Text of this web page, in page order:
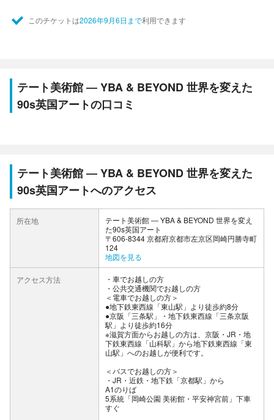
このチケットは2026年9月6日まで利用できます
テート美術館 ― YBA & BEYOND 世界を変えた
90s英国アートの口コミ
テート美術館 ― YBA & BEYOND 世界を変えた
90s英国アートへのアクセス
所在地
テート美術館 ― YBA & BEYOND 世界を変え
た90s英国アート
〒606-8344 京都府京都市左京区岡崎円勝寺町
124
地図を見る
アクセス方法
車でお越しの方
公共交通機関でお越しの方
＜電車でお越しの方＞
●地下鉄東西線「東山駅」より徒歩約8分
●京阪「三条駅」・地下鉄東西線「三条京阪
駅」より徒歩約16分
※滋賀方面からお越しの方は、京阪・JR・地
下鉄東西線「山科駅」から地下鉄東西線「東
山駅」へのお越しが便利です。
＜バスでお越しの方＞
・JR・近鉄・地下鉄「京都駅」から
A1のりば
5系統「岡崎公園 美術館・平安神宮前」下車
すぐ